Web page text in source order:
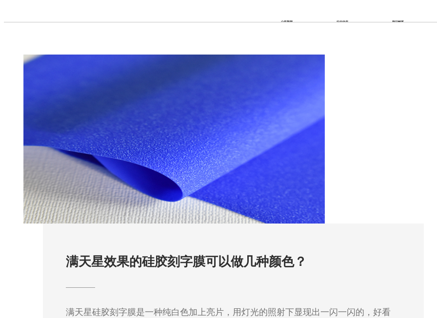
公司新闻 行业动态 疑问解答
满天星效果的硅胶刻字膜可以做几种颜色？
满天星硅胶刻字膜是一种纯白色加上亮片，用灯光的照射下显现出一闪一闪的，好看